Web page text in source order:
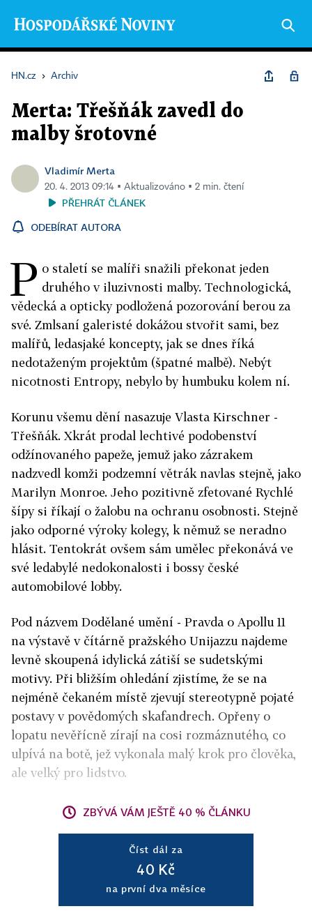
HN.cz › Archiv
Merta: Třešňák zavedl do
malby šrotovné
Vladimír Merta
20. 4. 2013 09:14 ▪ Aktualizováno ▪ 2 min. čtení
PŘEHRÁT ČLÁNEK
ODEBÍRAT AUTORA
P o staletí se malíři snažili překonat jeden
druhého v iluzivnosti malby. Technologická,
vědecká a opticky podložená pozorování berou za
své. Zmlsaní galeristé dokážou stvořit sami, bez
malířů, ledasjaké koncepty, jak se dnes říká
nedotaženým projektům (špatné malbě). Nebýt
nicotnosti Entropy, nebylo by humbuku kolem ní.
Korunu všemu dění nasazuje Vlasta Kirschner -
Třešňák. Xkrát prodal lechtivé podobenství
odžínovaného papeže, jemuž jako zázrakem
nadzvedl komži podzemní větrák navlas stejně, jako
Marilyn Monroe. Jeho pozitivně zfetované Rychlé
šípy si říkají o žalobu na ochranu osobnosti. Stejně
jako odporné výroky kolegy, k němuž se neradno
hlásit. Tentokrát ovšem sám umělec překonává ve
své ledabylé nedokonalosti i bossy české
automobilové lobby.
Pod názvem Dodělané umění - Pravda o Apollu 11
na výstavě v čítárně pražského Unijazzu najdeme
levně skoupená idylická zátiší se sudetskými
motivy. Při bližším ohledání zjistíme, že se na
nejméně čekaném místě zjevují stereotypně pojaté
postavy v povědomých skafandrech. Opřeny o
lopatu nevěřícně zírají na cosi rozmáznutého, co
ulpívá na botě, jež vykonala malý krok pro člověka,
ale velký pro lidstvo.
ZBÝVÁ VÁM JEŠTĚ 40 % ČLÁNKU
Číst dál za
40 Kč
na první dva měsíce